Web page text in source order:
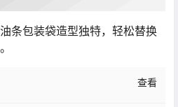
条包装袋造型独特，轻松替换
查看